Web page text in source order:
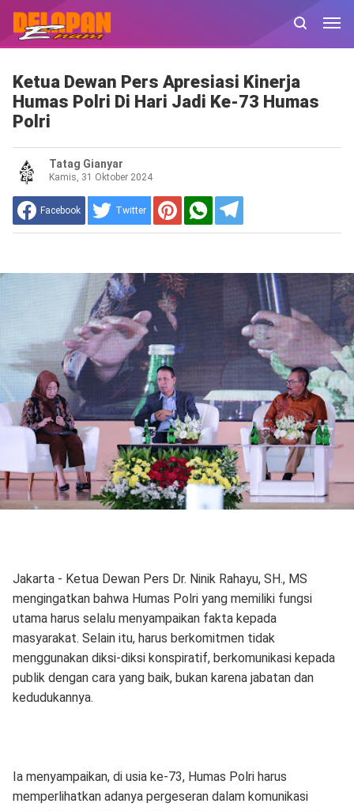
Ketua Dewan Pers Apresiasi Kinerja
Humas Polri Di Hari Jadi Ke-73 Humas
Polri
Tatag Gianyar
Kamis, 31 Oktober 2024
Facebook Twitter
Jakarta - Ketua Dewan Pers Dr. Ninik Rahayu, SH., MS
mengingatkan bahwa Humas Polri yang memiliki fungsi
utama harus selalu menyampaikan fakta kepada
masyarakat. Selain itu, harus berkomitmen tidak
menggunakan diksi-diksi konspiratif, berkomunikasi kepada
publik dengan cara yang baik, bukan karena jabatan dan
kedudukannya.
Ia menyampaikan, di usia ke-73, Humas Polri harus
memperlihatkan adanya pergeseran dalam komunikasi